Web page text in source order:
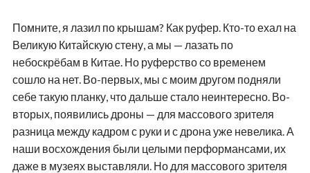
Помните, я лазил по крышам? Как руфер. Кто-то ехал на
Великую Китайскую стену, а мы — лазать по
небоскрёбам в Китае. Но руферство со временем
сошло на нет. Во-первых, мы с моим другом подняли
себе такую планку, что дальше стало неинтересно. Во-
вторых, появились дроны — для массового зрителя
разница между кадром с руки и с дрона уже невелика. А
наши восхождения были целыми перформансами, их
даже в музеях выставляли. Но для массового зрителя